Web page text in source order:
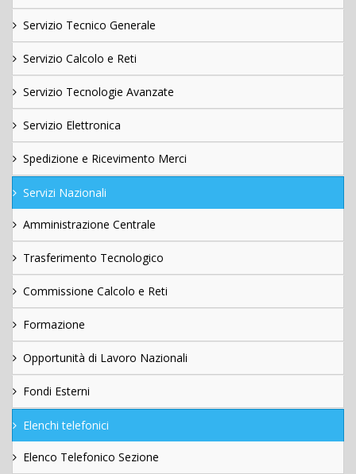
Servizio Tecnico Generale
Servizio Calcolo e Reti
Servizio Tecnologie Avanzate
Servizio Elettronica
Spedizione e Ricevimento Merci
Servizi Nazionali
Amministrazione Centrale
Trasferimento Tecnologico
Commissione Calcolo e Reti
Formazione
Opportunità di Lavoro Nazionali
Fondi Esterni
Elenchi telefonici
Elenco Telefonico Sezione